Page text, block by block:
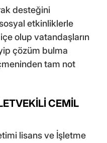
desteğini
etkinliklerle
olup vatandaşların
çözüm bulma
tam not
CEMİL
lisans ve İşletme